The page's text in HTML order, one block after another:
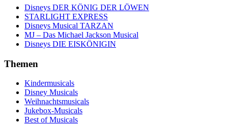
Disneys DER KÖNIG DER LÖWEN
STARLIGHT EXPRESS
Disneys Musical TARZAN
MJ – Das Michael Jackson Musical
Disneys DIE EISKÖNIGIN
Themen
Kindermusicals
Disney Musicals
Weihnachtsmusicals
Jukebox-Musicals
Best of Musicals